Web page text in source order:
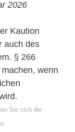
2026
Kaution
auch des
§ 266
wenn
Sie sich die